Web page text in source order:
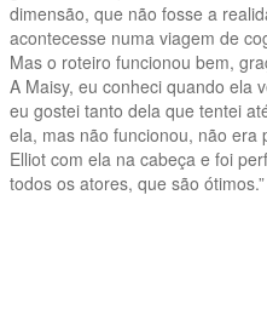
dimensão, que não fosse a
acontecesse numa viagem de
Mas o roteiro funcionou bem,
A Maisy, eu conheci quando ela
eu gostei tanto dela que tentei
ela, mas não funcionou, não era
Elliot com ela na cabeça e foi
todos os atores, que são ótimos.”